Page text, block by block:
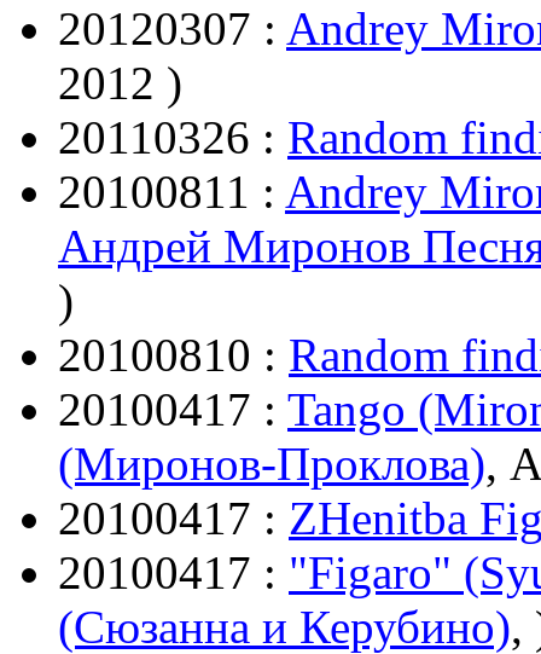
20120307 : Andrey
2012 )
20110326 : Random
20100811 : Andrey
Андрей Миронов
)
20100810 : Random
20100417 : Tango
(Миронов-Проклова),
20100417 : ZHenitba
20100417 : "Figaro"
(Сюзанна и Керубино),